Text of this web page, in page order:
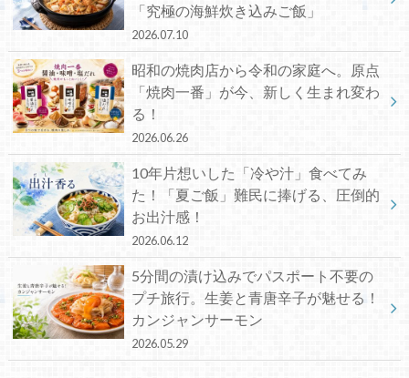
「究極の海鮮炊き込みご飯」
2026.07.10
昭和の焼肉店から令和の家庭へ。原点
「焼肉一番」が今、新しく生まれ変わ
る！
2026.06.26
10年片想いした「冷や汁」食べてみ
た！「夏ご飯」難民に捧げる、圧倒的
お出汁感！
2026.06.12
5分間の漬け込みでパスポート不要の
プチ旅行。生姜と青唐辛子が魅せる！
カンジャンサーモン
2026.05.29